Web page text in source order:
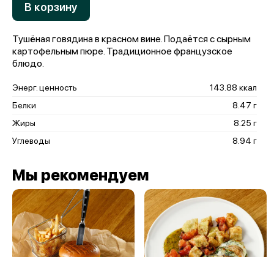
В корзину
Тушёная говядина в красном вине. Подаётся с сырным
картофельным пюре. Традиционное французское
блюдо.
Энерг. ценность
143.88 ккал
Белки
8.47 г
Жиры
8.25 г
Углеводы
8.94 г
Мы рекомендуем